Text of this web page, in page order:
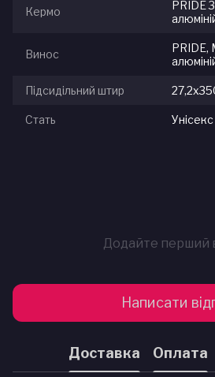
Кермо
PRIDE
Винос
PRIDE,
Підсидільний штир
Стать Унісекс
Додайте перший
Написати
Доставка Оплата